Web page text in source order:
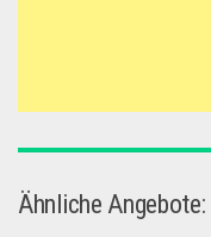
Ähnliche Angebote: